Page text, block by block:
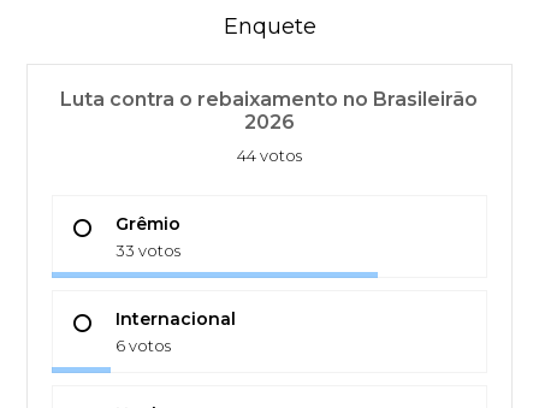
Enquete
Luta contra o rebaixamento no Brasileirão
2026
44 votos
Grêmio
33 votos
Internacional
6 votos